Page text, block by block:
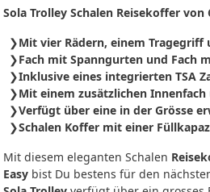
Sola Trolley Schalen Reisekoffer von
Mit vier Rädern, einem Tragegriff
Fach mit Spanngurten und Fach
Inklusive eines integrierten TSA
Mit einem zusätzlichen
Verfügt über eine in der Grösse
Schalen Koffer mit einer
Mit diesem eleganten Schalen
Easy bist Du bestens für den